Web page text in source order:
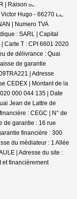
| Raison sociale : LV
Hugo - 66270 LE
| Numero TVA
: SARL | Capital
Carte T : CPI 6601 2020
de délivrance : Quai
de garantie
| Adresse
CEDEX | Montant de la
000 044 135 | Date
Jean de Lattre de
: CEGC | N° de
de garantie : 16 rue
financière : 300
du médiateur : 1 Allée
| Adresse du site :
et financièrement